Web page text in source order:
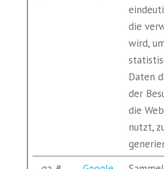
die
wird,
Daten
der
die
nutzt,